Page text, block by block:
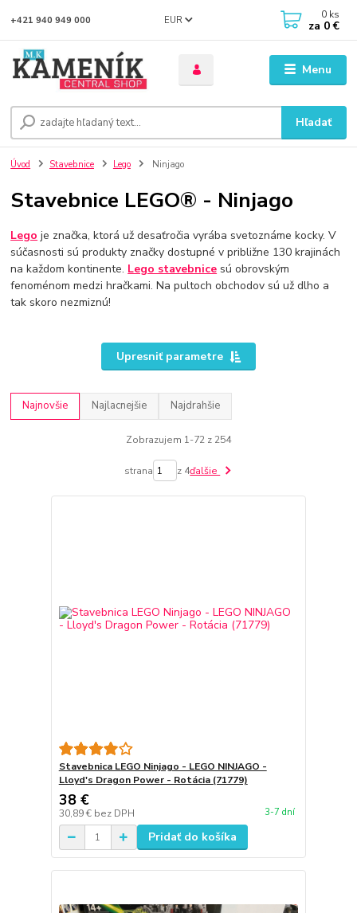
Menu
EUR
Hľadať
+421 940 949 000 0 ks
za 0 €
Úvod Stavebnice Lego Ninjago
Stavebnice LEGO® - Ninjago
Lego je značka, ktorá už desaťročia vyrába svetoznáme kocky. V
súčasnosti sú produkty značky dostupné v približne 130 krajinách
na každom kontinente. Lego stavebnice sú obrovským
fenoménom medzi hračkami. Na pultoch obchodov sú už dlho a
tak skoro nezmiznú!
Upresniť parametre
Najnovšie Najlacnejšie Najdrahšie
Zobrazujem 1-72 z 254
strana z 4ďalšie
Stavebnica LEGO Ninjago - LEGO NINJAGO -
Lloyd's Dragon Power - Rotácia (71779)
38 €
30,89 € bez DPH 3-7 dní
Pridať do košíka